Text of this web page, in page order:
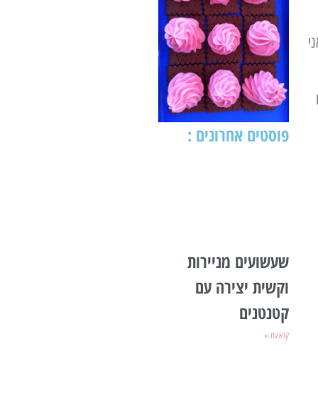
פוסטים אחרונים :
שעשועים מניירות
וקשית יצירה עם
קטנטנים
קרא עוד »